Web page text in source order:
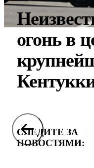
огонь в
СЛЕДИТЕ ЗА
НОВОСТЯМИ: